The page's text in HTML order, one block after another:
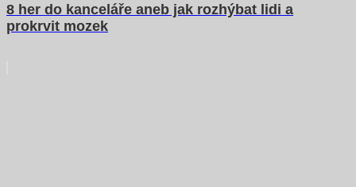
8 her do kanceláře aneb jak rozhýbat lidi a
prokrvit mozek